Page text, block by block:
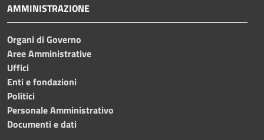
AMMINISTRAZIONE
Organi di Governo
Aree Amministrative
Uffici
Enti e fondazioni
Politici
Personale Amministrativo
Documenti e dati